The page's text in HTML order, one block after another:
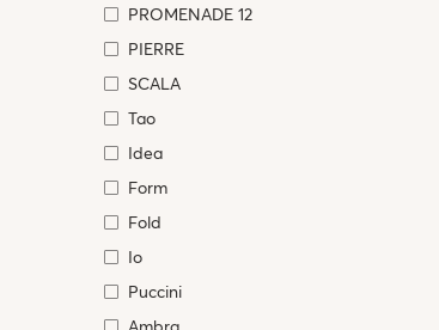
PROMENADE 12
PIERRE
SCALA
Tao
Idea
Form
Fold
Io
Puccini